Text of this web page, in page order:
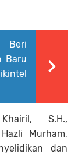
Beri
Baru
S.H.,
Murham,
dan